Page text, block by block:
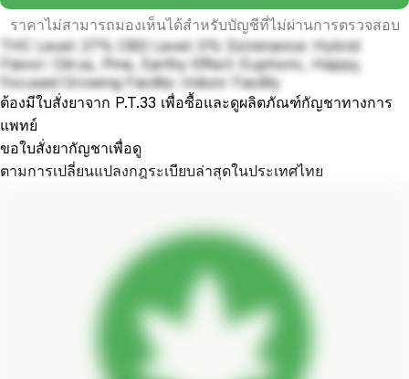
ราคาไม่สามารถมองเห็นได้สำหรับบัญชีที่ไม่ผ่านการตรวจสอบ
THC Level: 27% CBD Level: 0% Dominance: Hybrid
Flavor: Citrus, Pine, Earthy Effect: Euphoric, Happy,
Focused Growing Facility: Indoor Facility
ต้องมีใบสั่งยาจาก P.T.33 เพื่อซื้อและดูผลิตภัณฑ์กัญชาทางการ
แพทย์
ขอใบสั่งยากัญชาเพื่อดู
ตามการเปลี่ยนแปลงกฎระเบียบล่าสุดในประเทศไทย